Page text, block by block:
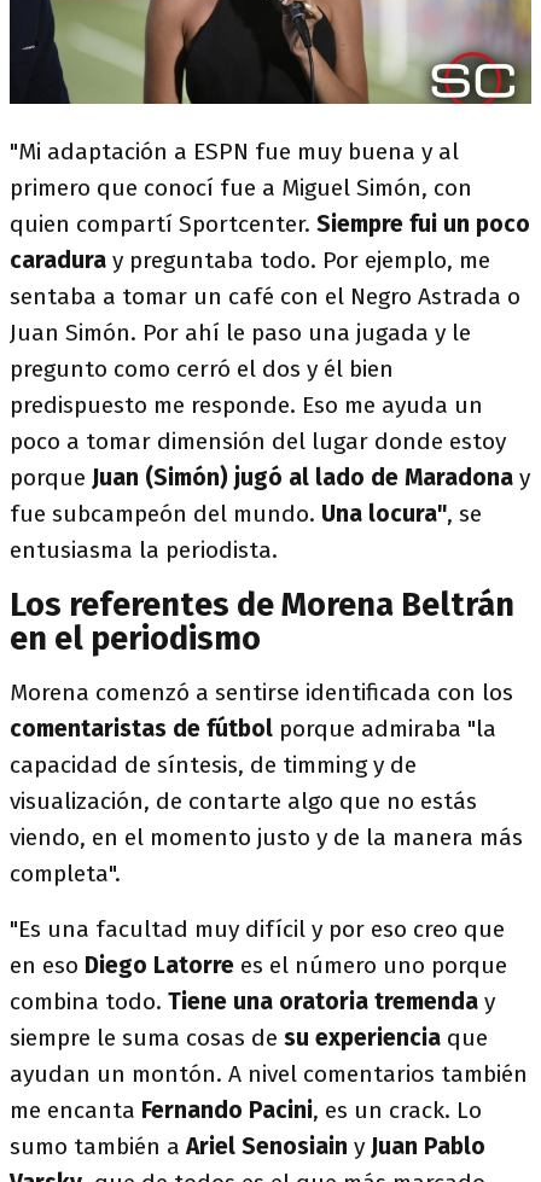
"Mi adaptación a ESPN fue muy buena y al
primero que conocí fue a Miguel Simón, con
quien compartí Sportcenter. Siempre fui un poco
caradura y preguntaba todo. Por ejemplo, me
sentaba a tomar un café con el Negro Astrada o
Juan Simón. Por ahí le paso una jugada y le
pregunto como cerró el dos y él bien
predispuesto me responde. Eso me ayuda un
poco a tomar dimensión del lugar donde estoy
porque Juan (Simón) jugó al lado de Maradona y
fue subcampeón del mundo. Una locura", se
entusiasma la periodista.
Los referentes de Morena Beltrán
en el periodismo
Morena comenzó a sentirse identificada con los
comentaristas de fútbol porque admiraba "la
capacidad de síntesis, de timming y de
visualización, de contarte algo que no estás
viendo, en el momento justo y de la manera más
completa".
"Es una facultad muy difícil y por eso creo que
en eso Diego Latorre es el número uno porque
combina todo. Tiene una oratoria tremenda y
siempre le suma cosas de su experiencia que
ayudan un montón. A nivel comentarios también
me encanta Fernando Pacini, es un crack. Lo
sumo también a Ariel Senosiain y Juan Pablo